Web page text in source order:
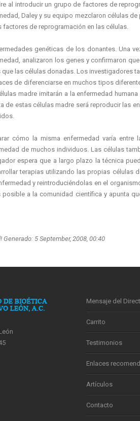
al introducir un grupo de factores de
Daley y su equipo mezclaron células
de reprogramación en las células.
genéticas de los donantes. Una
analizaron los genes y confirmaron
las células donadas. Los investigadores
de diferenciarse en muchos tipos
madre imitarán a la enfermedad
de estas células madre será reproducir las
cómo la misma enfermedad varía entre
de muchos individuos. Las células
espera que a largo plazo la técnica
terapias utilizando las propias células
y reintroduciéndolas en el
a la comunidad científica y apunta
5 September, 2008, 00:40
Mensaje del
Carrito
Testimonios
Enlaces
Artículos
Contacto